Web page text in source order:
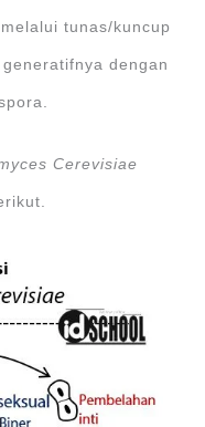
tunas/kuncup
dengan
Cerevisiae